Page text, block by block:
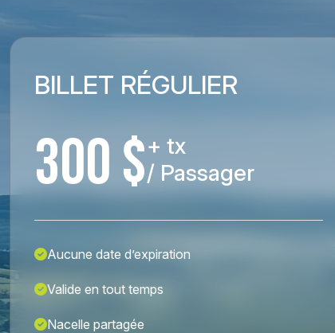
BILLET RÉGULIER
300 $+ tx
/ Passager
Aucune date d’expiration
Valide en tout temps
Nacelle partagée